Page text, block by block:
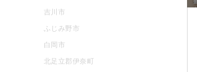
吉川市
ふじみ野市
白岡市
北足立郡伊奈町